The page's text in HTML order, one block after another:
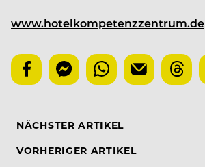
www.hotelkompetenzzentrum.de
NÄCHSTER ARTIKEL
VORHERIGER ARTIKEL